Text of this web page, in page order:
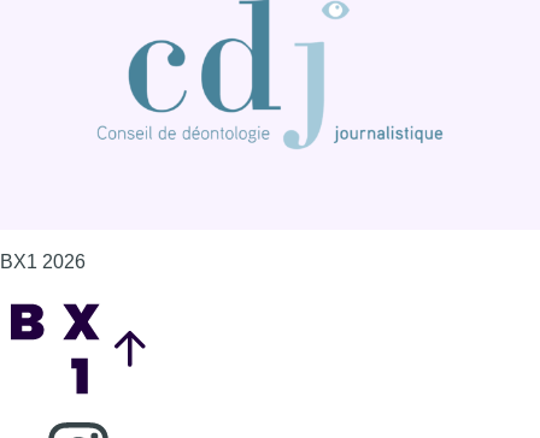
BX1 2026
Consulter page Instagram